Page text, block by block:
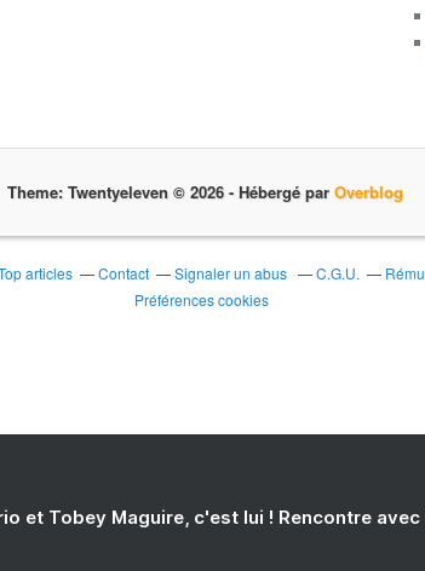
Theme: Twentyeleven © 2026 - Hébergé par Overblog
articles Contact Signaler un abus C.G.U.
Préférences cookies
et Tobey Maguire, c'est lui ! Rencontre